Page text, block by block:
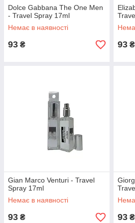
Dolce Gabbana The One Men
- Travel Spray 17ml
Немає в наявності
93 ₴ 93 ₴
Gian Marco Venturi - Travel
Spray 17ml
Немає в наявності
93 ₴ 93 ₴